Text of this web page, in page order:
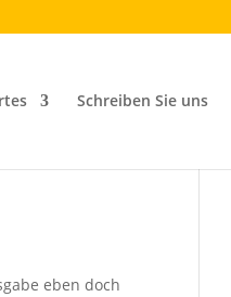
Schreiben Sie uns
eben doch